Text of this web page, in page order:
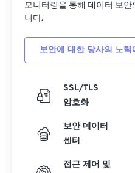
모니터링을 통해 데이터 보
니다.
보안에 대한 당사의 노
SSL/TLS
암호화
보안 데이터
센터
접근 제어 및